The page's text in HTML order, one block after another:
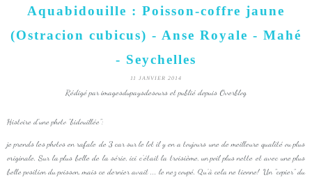
Aquabidouille : Poisson-coffre jaune
(Ostracion cubicus) - Anse Royale - Mahé
- Seychelles
11 JANVIER 2014
Rédigé par imagesdupaysdesours et publié depuis Overblog
Histoire d'une photo "bidouillée":
je prends les photos en rafale de 3 car sur le lot il y en a toujours une de meilleure qualité ou plus
originale. Sur la plus belle de la série, ici c'était la troisième, un poil plus nette et avec une plus
belle position du poisson, mais ce dernier avait ... le nez coupé. Qu'à cela ne tienne! Un "copier" du